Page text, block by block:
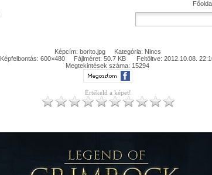
Képcím: borito.jpg Kategória: Nincs
Képfelbontás: 600×480 Fájlméret: 50.7 KB Feltöltve: 2012.10.08.
Megtekintések száma: 15294